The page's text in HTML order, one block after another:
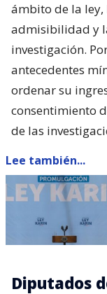
ámbito de la
admisibilidad y
investigación.
antecedentes
ordenar su
consentimiento
de las
Lee también...
Diputados